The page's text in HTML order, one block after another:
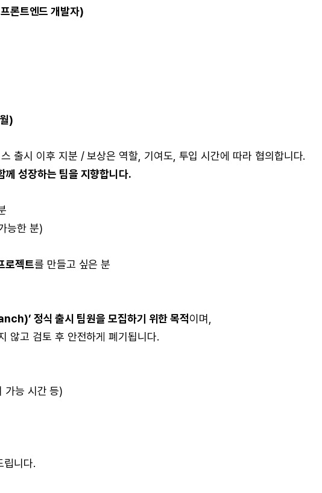
론트엔드 개발자)
)
출시 이후 지분 / 보상은 역할, 기여도, 투입 시간에 따라 협의합니다.
께 성장하는 팀을 지향합니다.
능한 분)
로젝트를 만들고 싶은 분
정식 출시 팀원을 모집하기 위한 목적이며,
않고 검토 후 안전하게 폐기됩니다.
가능 시간 등)
립니다.